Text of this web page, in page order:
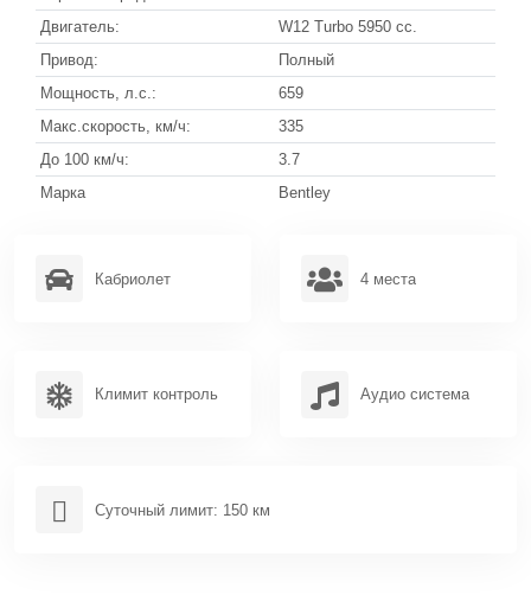
Санкт-Антон
Канны
Ницца
Марсель
Двигатель:
W12 Turbo 5950 cc.
Привод:
Полный
Мощность, л.с.:
659
Макс.скорость, км/ч:
335
До 100 км/ч:
3.7
Марка
Bentley
Кабриолет 4 места
Климит контроль Аудио система
Суточный лимит: 150 км